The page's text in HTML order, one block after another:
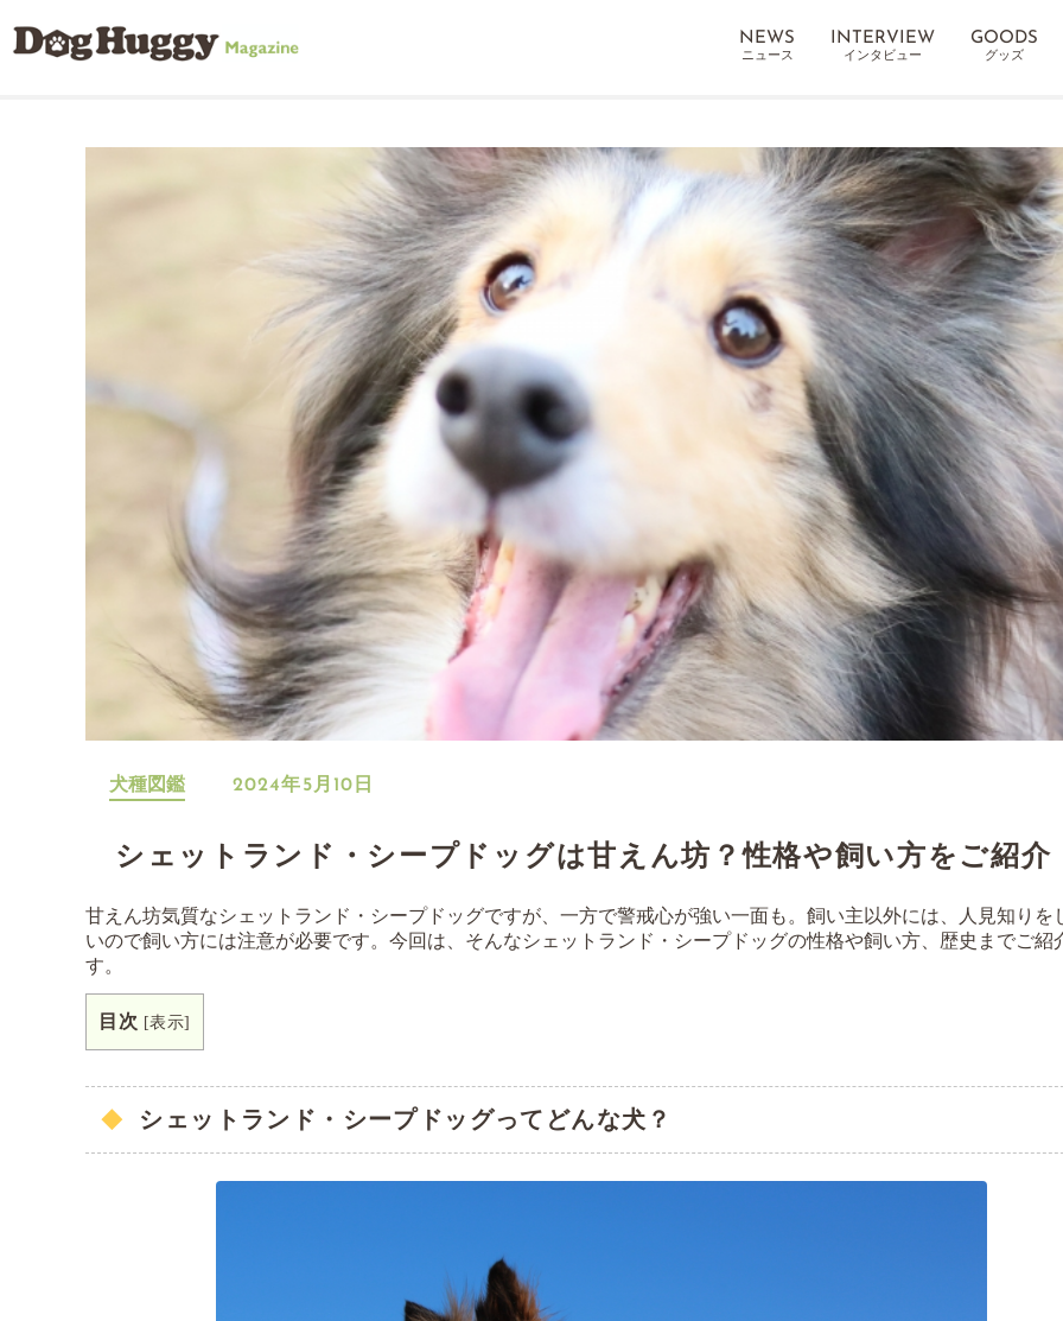
NEWS
ニュース
INTERVIEW
インタビュー
GOODS
グッズ
犬種図鑑 2024年5月10日
シェットランド・シープドッグは甘えん坊？性格や飼い方をご紹介
甘えん坊気質なシェットランド・シープドッグですが、一方で警戒心が強い一面も。飼い主以外には、人見知りを
いので飼い方には注意が必要です。今回は、そんなシェットランド・シープドッグの性格や飼い方、歴史までご紹
す。
目次 [表示]
シェットランド・シープドッグってどんな犬？